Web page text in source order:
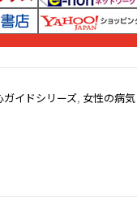
イドシリーズ, 女性の病気